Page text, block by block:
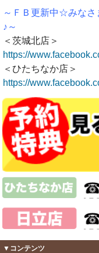
～ＦＢ更新中☆みなさ
♪～
＜茨城北店＞
https://
＜ひたちなか店＞
https://
▼コンテンツ